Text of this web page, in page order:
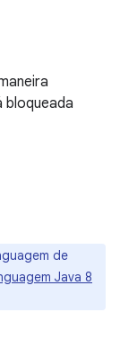
de
Java 8